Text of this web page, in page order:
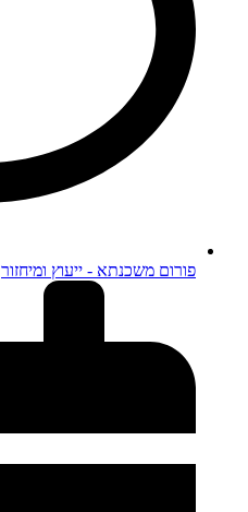
פורום משכנתא - ייעוץ ומיחזור